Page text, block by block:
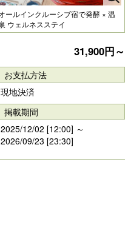
ールインクルーシブ宿で発酵 × 温
ウェルネスステイ
31,900円～
お支払方法
現地決済
掲載期間
2025/12/02 [12:00] ～
2026/09/23 [23:30]